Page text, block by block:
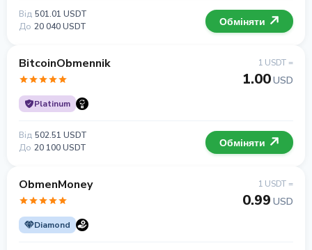
Від 501.01 USDT
До 20 040 USDT Обміняти
BitcoinObmennik
Platinum
1 USDT =
1.00USD
Від 502.51 USDT
До 20 100 USDT Обміняти
ObmenMoney
Diamond
1 USDT =
0.99 USD